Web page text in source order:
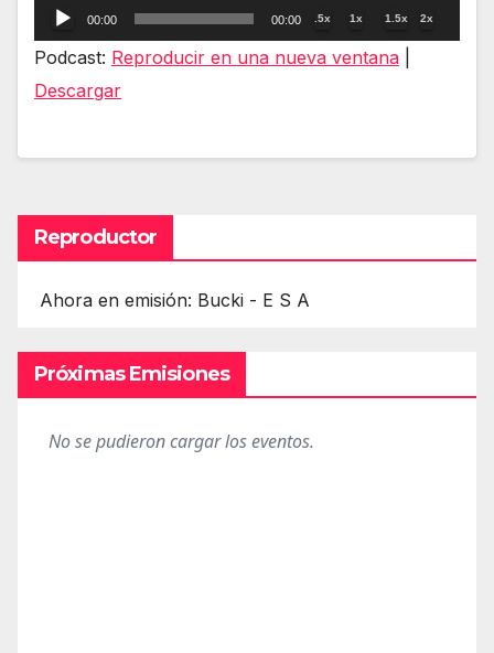
Reproductor
de
audio
00:00 00:00 .5x 1x 1.5x 2x
Podcast: Reproducir en una nueva ventana
Descargar
Reproductor
Ahora en emisión: Bucki - E S A
Próximas Emisiones